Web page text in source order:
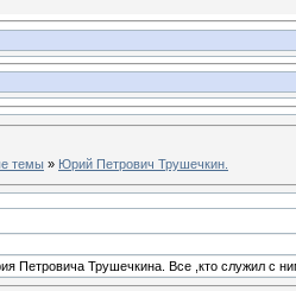
темы » Юрий Петрович Трушечкин.
Петровича Трушечкина. Все ,кто служил с